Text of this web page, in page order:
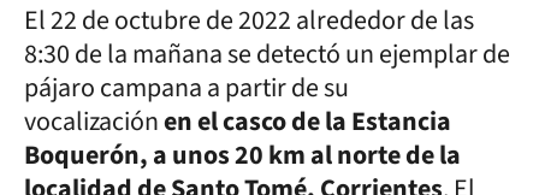
El 22 de octubre de 2022 alrededor de las
8:30 de la mañana se detectó un ejemplar de
pájaro campana a partir de su
vocalizaciónen el casco de la Estancia
Boquerón, a unos 20 km al norte de la